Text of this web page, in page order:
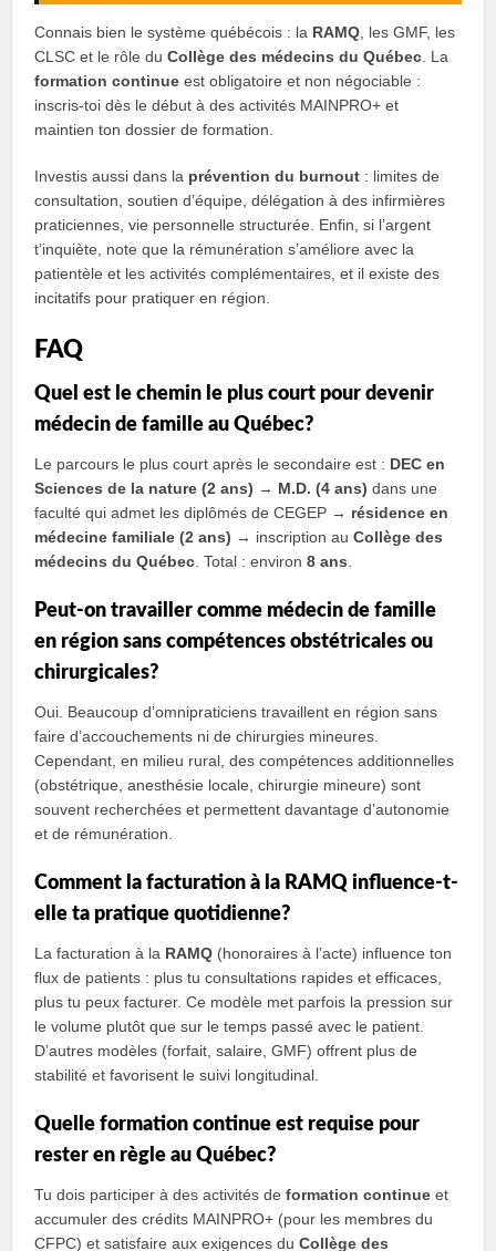
Connais bien le système québécois : la RAMQ , les GMF, les
CLSC et le rôle duCollège des médecins du Québec . La
formation continue est obligatoire et non négociable :
inscris-toi dès le début à des activités MAINPRO+ et
maintien ton dossier de formation.
Investis aussi dans la prévention du burnout : limites de
consultation, soutien d’équipe, délégation à des infirmières
praticiennes, vie personnelle structurée. Enfin, si l’argent
t’inquiète, note que la rémunération s’améliore avec la
patientèle et les activités complémentaires, et il existe des
incitatifs pour pratiquer en région.
FAQ
Quel est le chemin le plus court pour devenir
médecin de famille au Québec?
Le parcours le plus court après le secondaire est : DEC en
Sciences de la nature (2 ans) → M.D. (4 ans) dans une
faculté qui admet les diplômés de CEGEP → résidence en
médecine familiale (2 ans) → inscription auCollège des
médecins du Québec . Total : environ8 ans
Peut-on travailler comme médecin de famille
en région sans compétences obstétricales ou
chirurgicales?
Oui. Beaucoup d’omnipraticiens travaillent en région sans
faire d’accouchements ni de chirurgies mineures.
Cependant, en milieu rural, des compétences additionnelles
(obstétrique, anesthésie locale, chirurgie mineure) sont
souvent recherchées et permettent davantage d’autonomie
et de rémunération.
Comment la facturation à la RAMQ influence-t-
elle ta pratique quotidienne?
La facturation à la RAMQ (honoraires à l’acte) influence ton
flux de patients : plus tu consultations rapides et efficaces,
plus tu peux facturer. Ce modèle met parfois la pression sur
le volume plutôt que sur le temps passé avec le patient.
D’autres modèles (forfait, salaire, GMF) offrent plus de
stabilité et favorisent le suivi longitudinal.
Quelle formation continue est requise pour
rester en règle au Québec?
Tu dois participer à des activités deformation continue et
accumuler des crédits MAINPRO+ (pour les membres du
CFPC) et satisfaire aux exigences duCollège des